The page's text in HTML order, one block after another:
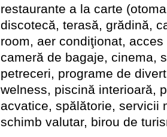
restaurante a la carte
discotecă, terasă, grădină,
room, aer condiţionat,
cameră de bagaje, cinema,
petreceri, programe de
welness, piscină interioară,
acvatice, spălătorie, servicii
schimb valutar, birou de